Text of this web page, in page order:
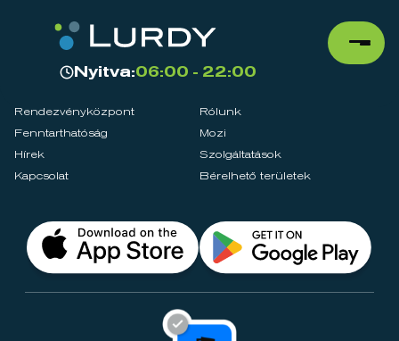
Nyitva:06:00 - 22:00
Rendezvényközpont
Rólunk
Fenntarthatóság
Mozi
Hírek
Szolgáltatások
Kapcsolat
Bérelhető területek